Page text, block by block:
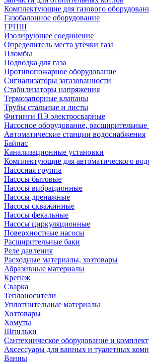
Комплектующие для газового
Газобалонное оборудование
ГРПШ
Изолирующее соединение
Определитель места утечки газа
Пломбы
Подводка для газа
Противопожарное оборудование
Сигнализаторы загазованности
Стабилизаторы напряжения
Термозапорные клапаны
Трубы стальные и листы
Фитинги ПЭ электросварные
Насосное оборудование, расширительные
Автоматические станции водоснабжения
Байпас
Канализационные установки
Комплектующие для автоматического
Насосная группа
Насосы бытовые
Насосы вибрационные
Насосы дренажные
Насосы скважинные
Насосы фекальные
Насосы циркуляционные
Поверхностные насосы
Расширительные баки
Реле давления
Расходные материалы, хозтовары
Абразивные материалы
Крепеж
Сварка
Теплоносители
Уплотнительные материалы
Хозтовары
Хомуты
Шпильки
Сантехническое оборудование и
Аксессуары для ванных и туалетных
Ванны